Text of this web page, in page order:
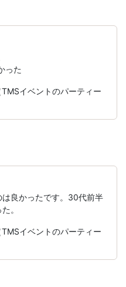
った
イベントのパーティー
良かったです。30代前半
。
イベントのパーティー